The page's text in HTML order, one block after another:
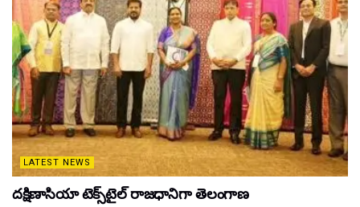
LATEST NEWS
దక్షిణాసియా టెక్స్‌టైల్ రాజధానిగా తెలంగాణ